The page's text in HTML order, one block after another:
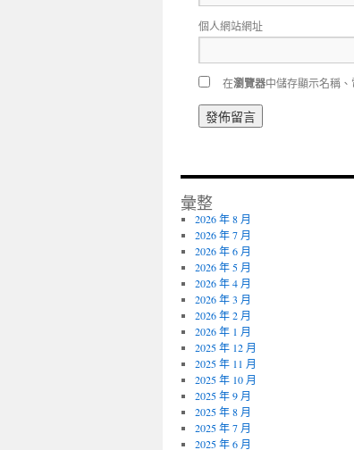
個人網站網址
在瀏覽器中儲存顯示名稱
彙整
2026 年 8 月
2026 年 7 月
2026 年 6 月
2026 年 5 月
2026 年 4 月
2026 年 3 月
2026 年 2 月
2026 年 1 月
2025 年 12 月
2025 年 11 月
2025 年 10 月
2025 年 9 月
2025 年 8 月
2025 年 7 月
2025 年 6 月